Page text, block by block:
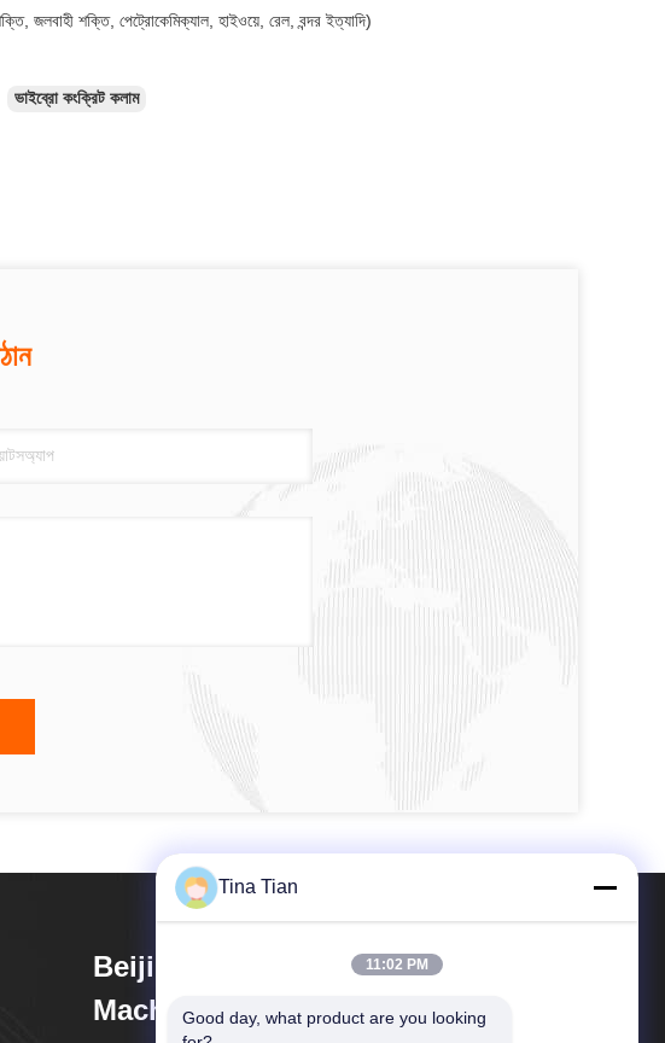
জলবাহী শক্তি, পেট্রোকেমিক্যাল, হাইওয়ে, রেল, বন্দর ইত্যাদি)
ভাইব্রো কংক্রিট কলাম
Beijing Vibroflotation Engineering
Machinery Limited Company
Tina Tian
11:02 PM
Good day, what product are you looking